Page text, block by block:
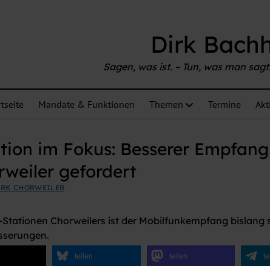
Dirk
Sagen, was ist. – Tun, was man
Mandate & Funktionen Themen Termine
im Fokus: Besserer
gefordert
CHORWEILER
Chorweilers ist der Mobilfunkempfang bislang
teilen teilen